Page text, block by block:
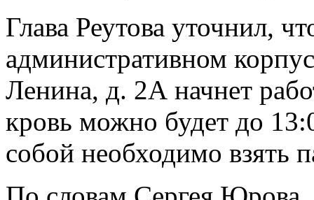
Глава Реутова уточнил,
административном
Ленина, д. 2А начнет
кровь можно будет до
собой необходимо взять